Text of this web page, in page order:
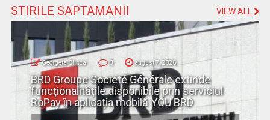
STIRILE SAPTAMANII VIEW ALL
Georgeta Clinca 0 august 6, 2026
Un fost spațiu industrial devine o nouă
scenă a Clujului, prin RIVUS, investiția de
550 milioane de euro în reconversie urbană